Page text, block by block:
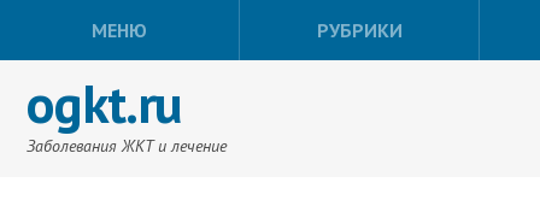
МЕНЮ РУБРИКИ
ogkt.ru
Заболевания ЖКТ и лечение